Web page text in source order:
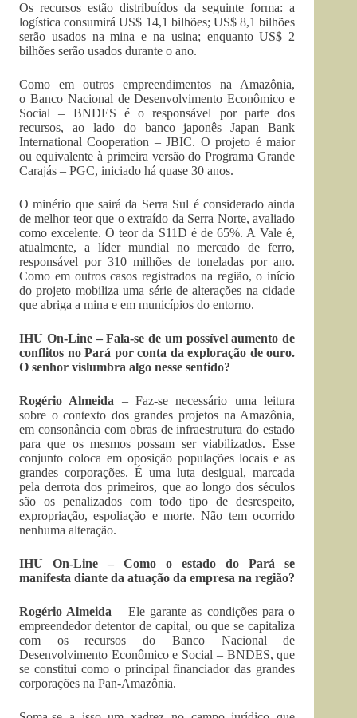
Os recursos estão distribuídos da seguinte forma: a
logística consumirá US$ 14,1 bilhões; US$ 8,1 bilhões
serão usados na mina e na usina; enquanto US$ 2
bilhões serão usados durante o ano.
Como em outros empreendimentos na Amazônia,
o Banco Nacional de Desenvolvimento Econômico e
Social – BNDES é o responsável por parte dos
recursos, ao lado do banco japonês Japan Bank
International Cooperation – JBIC. O projeto é maior
ou equivalente à primeira versão do Programa Grande
Carajás – PGC, iniciado há quase 30 anos.
O minério que sairá da Serra Sul é considerado ainda
de melhor teor que o extraído da Serra Norte, avaliado
como excelente. O teor da S11D é de 65%. A Vale é,
atualmente, a líder mundial no mercado de ferro,
responsável por 310 milhões de toneladas por ano.
Como em outros casos registrados na região, o início
do projeto mobiliza uma série de alterações na cidade
que abriga a mina e em municípios do entorno.
IHU On-Line – Fala-se de um possível aumento de
conflitos no Pará por conta da exploração de ouro.
O senhor vislumbra algo nesse sentido?
Rogério Almeida – Faz-se necessário uma leitura
sobre o contexto dos grandes projetos na Amazônia,
em consonância com obras de infraestrutura do estado
para que os mesmos possam ser viabilizados. Esse
conjunto coloca em oposição populações locais e as
grandes corporações. É uma luta desigual, marcada
pela derrota dos primeiros, que ao longo dos séculos
são os penalizados com todo tipo de desrespeito,
expropriação, espoliação e morte. Não tem ocorrido
nenhuma alteração.
IHU On-Line – Como o estado do Pará se
manifesta diante da atuação da empresa na região?
Rogério Almeida – Ele garante as condições para o
empreendedor detentor de capital, ou que se capitaliza
com os recursos do Banco Nacional de
Desenvolvimento Econômico e Social – BNDES, que
se constitui como o principal financiador das grandes
corporações na Pan-Amazônia.